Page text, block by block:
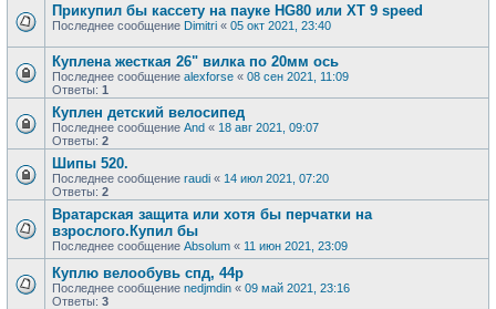
Прикупил бы кассету на пауке HG80 или XT 9 speed
Последнее сообщение Dimitri « 05 окт 2021, 23:40
Куплена жесткая 26" вилка по 20мм ось
Последнее сообщение alexforse « 08 сен 2021, 11:09
Ответы: 1
Куплен детский велосипед
Последнее сообщение And « 18 авг 2021, 09:07
Ответы: 2
Шипы 520.
Последнее сообщение raudi « 14 июл 2021, 07:20
Ответы: 2
Вратарская защита или хотя бы перчатки на
взрослого.Купил бы
Последнее сообщение Absolum « 11 июн 2021, 23:09
Куплю велообувь спд, 44р
Последнее сообщение nedjmdin « 09 май 2021, 23:16
Ответы: 3